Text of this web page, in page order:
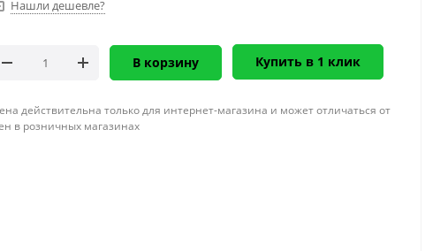
Нашли дешевле?
В корзину Купить в 1 клик
действительна только для интернет-магазина и может отличаться от
в розничных магазинах